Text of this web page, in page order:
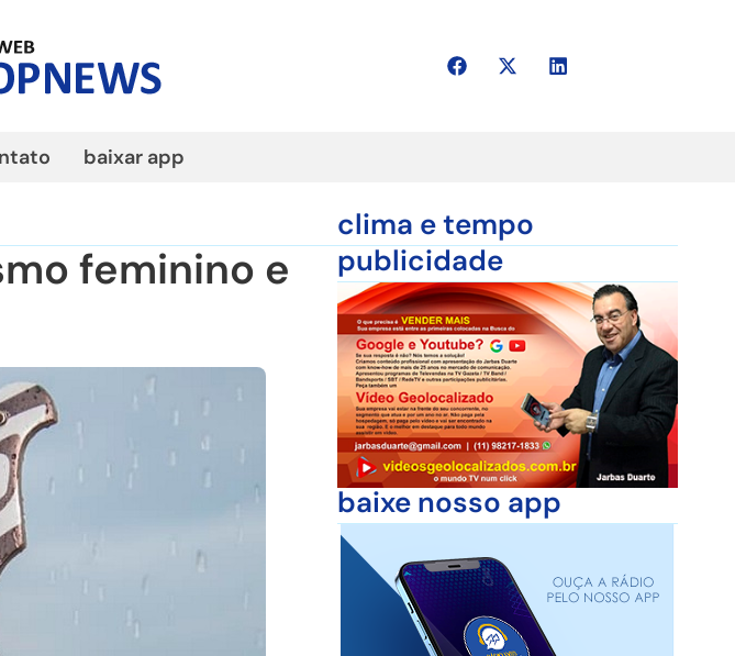
baixar app
feminino e
clima e tempo
publicidade
baixe nosso app